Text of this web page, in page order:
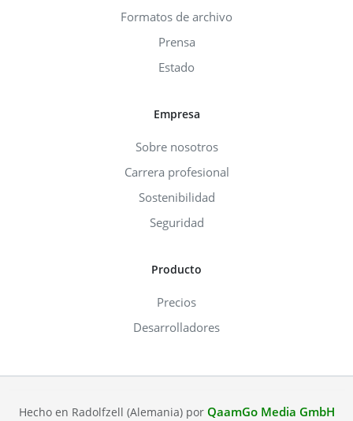
Formatos de archivo
Prensa
Estado
Empresa
Sobre nosotros
Carrera profesional
Sostenibilidad
Seguridad
Producto
Precios
Desarrolladores
Hecho en Radolfzell (Alemania) por QaamGo Media GmbH